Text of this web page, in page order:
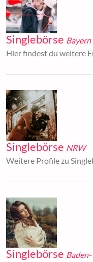
Singlebörse Bayern
Hier findest du weitere
Singlebörse NRW
Weitere Profile zu
Singlebörse